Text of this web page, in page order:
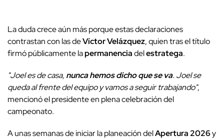
La duda crece aún más porque estas declaraciones
contrastan con las deVíctor Velázquez, quien tras el título
firmó públicamente lapermanenciadelestratega.
"Joel es de casa, nunca hemos dicho que se va. Joel se
queda al frente del equipo y vamos a seguir trabajando",
mencionó el presidente en plena celebración del
campeonato.
A unas semanas de iniciar la planeación delApertura 2026y